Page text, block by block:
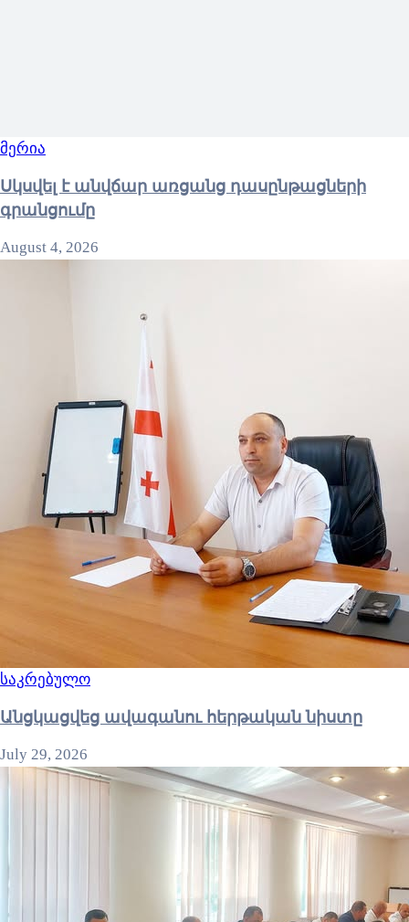
მერია
Սկսվել է անվճար առցանց դասընթացների
գրանցումը
August 4, 2026
საკრებულო
Անցկացվեց ավագանու հերթական նիստը
July 29, 2026